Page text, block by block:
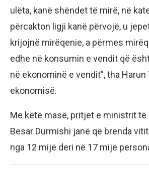
ulëta, kanë shëndet të mirë, në
përcakton ligji kanë përvojë, u
krijojnë mirëqenie, a përmes
edhe në konsumin e vendit që
në ekonominë e vendit”, tha
ekonomisë.
Me këtë masë, pritjet e ministrit
Besar Durmishi janë që brenda
nga 12 mijë deri në 17 mijë